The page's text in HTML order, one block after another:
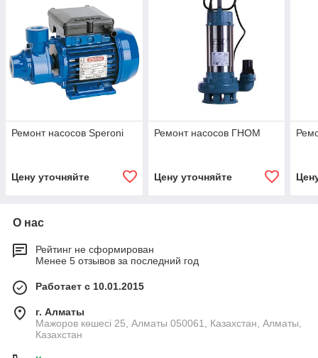
Ремонт насосов Speroni
Цену уточняйте
Ремонт насосов ГНОМ
Цену уточняйте
О нас
Рейтинг не сформирован
Менее 5 отзывов за последний год
Работает с 10.01.2015
г. Алматы
Мажоров көшесі 25, Алматы 050061, Казахстан, Алматы,
Казахстан